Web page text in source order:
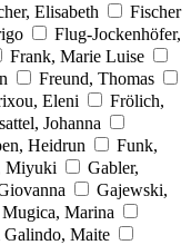
Elisabeth
Fischer
Flug-Jockenhöfer,
Frank, Marie Luise
Freund, Thomas
Eleni
Frölich,
Johanna
Heidrun
Funk,
Miyuki
Gabler,
Gajewski,
Marina
Maite